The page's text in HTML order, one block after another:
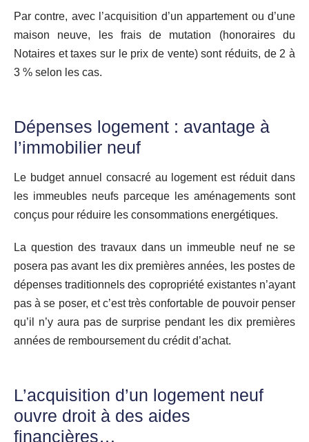
Par contre, avec l’acquisition d’un appartement ou d’une
maison neuve, les frais de mutation (honoraires du
Notaires et taxes sur le prix de vente) sont réduits, de 2 à
3 % selon les cas.
Dépenses logement : avantage à
l’immobilier neuf
Le budget annuel consacré au logement est réduit dans
les immeubles neufs parceque les aménagements sont
conçus pour réduire les consommations energétiques.
La question des travaux dans un immeuble neuf ne se
posera pas avant les dix premières années, les postes de
dépenses traditionnels des copropriété existantes n’ayant
pas à se poser, et c’est très confortable de pouvoir penser
qu’il n’y aura pas de surprise pendant les dix premières
années de remboursement du crédit d’achat.
L’acquisition d’un logement neuf
ouvre droit à des aides
financières…